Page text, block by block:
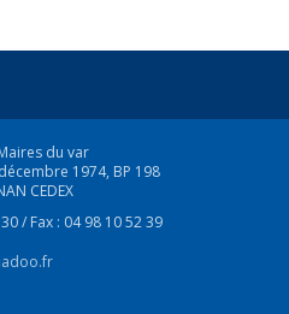
mieux les réfugiés
du var
1974, BP 198
CEDEX
/ Fax : 04 98 10 52 39